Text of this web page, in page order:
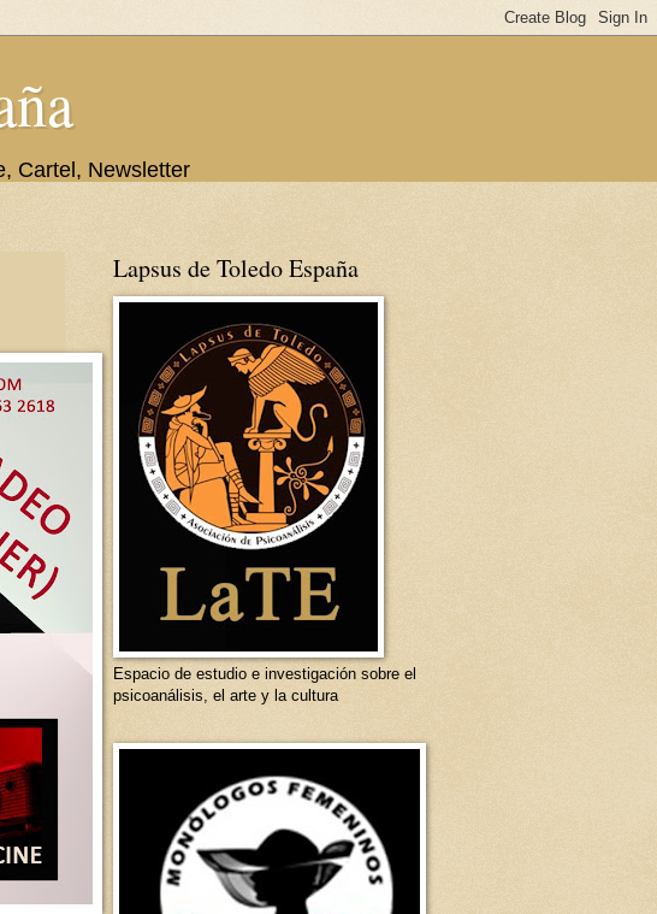
Cartel, Newsletter
Lapsus de Toledo España
Espacio de estudio e investigación sobre el
psicoanálisis, el arte y la cultura